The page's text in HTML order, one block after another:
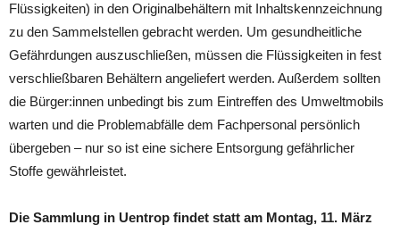
Flüssigkeiten) in den Originalbehältern mit Inhaltskennzeichnung
zu den Sammelstellen gebracht werden. Um gesundheitliche
Gefährdungen auszuschließen, müssen die Flüssigkeiten in fest
verschließbaren Behältern angeliefert werden. Außerdem sollten
die Bürger:innen unbedingt bis zum Eintreffen des Umweltmobils
warten und die Problemabfälle dem Fachpersonal persönlich
übergeben – nur so ist eine sichere Entsorgung gefährlicher
Stoffe gewährleistet.
Die Sammlung in Uentrop findet statt am Montag, 11. März